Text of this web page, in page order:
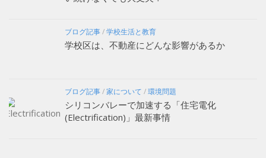
ブログ記事/学校生活と教育
学校区は、不動産にどんな影響があるか
ブログ記事/家について /環境問題
シリコンバレーで加速する「住宅電化
(Electrification)」最新事情